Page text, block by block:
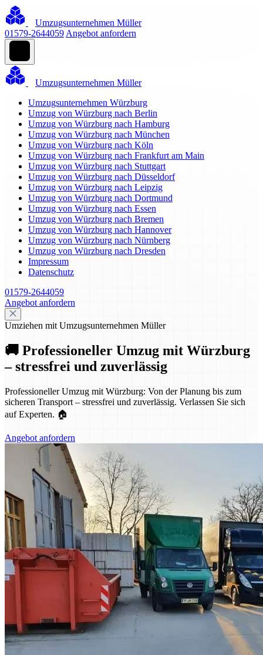
Umzugsunternehmen Müller
01579-2644059 Angebot anfordern
Umzugsunternehmen Müller
Umzugsunternehmen Würzburg
Umzug von Würzburg nach Berlin
Umzug von Würzburg nach Hamburg
Umzug von Würzburg nach München
Umzug von Würzburg nach Köln
Umzug von Würzburg nach Frankfurt am Main
Umzug von Würzburg nach Stuttgart
Umzug von Würzburg nach Düsseldorf
Umzug von Würzburg nach Leipzig
Umzug von Würzburg nach Dortmund
Umzug von Würzburg nach Essen
Umzug von Würzburg nach Bremen
Umzug von Würzburg nach Hannover
Umzug von Würzburg nach Nürnberg
Umzug von Würzburg nach Dresden
Impressum
Datenschutz
01579-2644059
Angebot anfordern
Umziehen mit Umzugsunternehmen Müller
🚚 Professioneller Umzug mit Würzburg
– stressfrei und zuverlässig
Professioneller Umzug mit Würzburg: Von der Planung bis zum
sicheren Transport – stressfrei und zuverlässig. Verlassen Sie sich
auf Experten. 🏠
Angebot anfordern